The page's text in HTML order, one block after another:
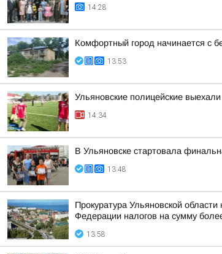
14:28
Комфортный город начинается с
13:53
Ульяновские полицейские
14:34
В Ульяновске стартовала
13:48
Прокуратура Ульяновской
Федерации налогов на сумму
13:58